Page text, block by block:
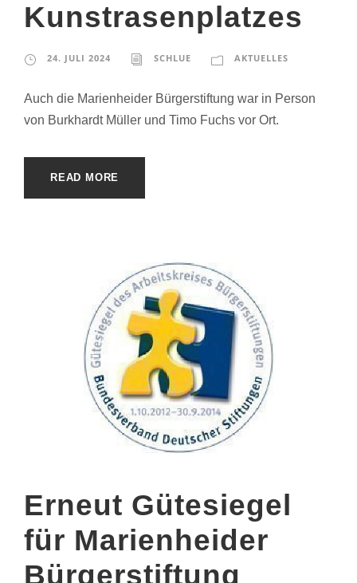
Kunstrasenplatzes
24. JULI 2024 SCHLUE AKTUELLES
Auch die Marienheider Bürgerstiftung war in Person
von Burkhardt Müller und Timo Fuchs vor Ort.
READ MORE
Erneut Gütesiegel
für Marienheider
Bürgerstiftung